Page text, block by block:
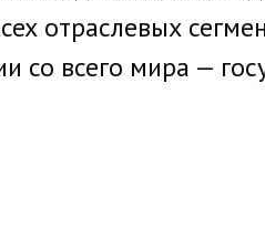
отраслевых
со всего мира —